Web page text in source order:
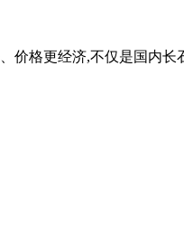
价格更经济,不仅是国内